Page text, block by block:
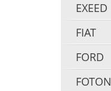
EXEED
FIAT
FORD
FOTON